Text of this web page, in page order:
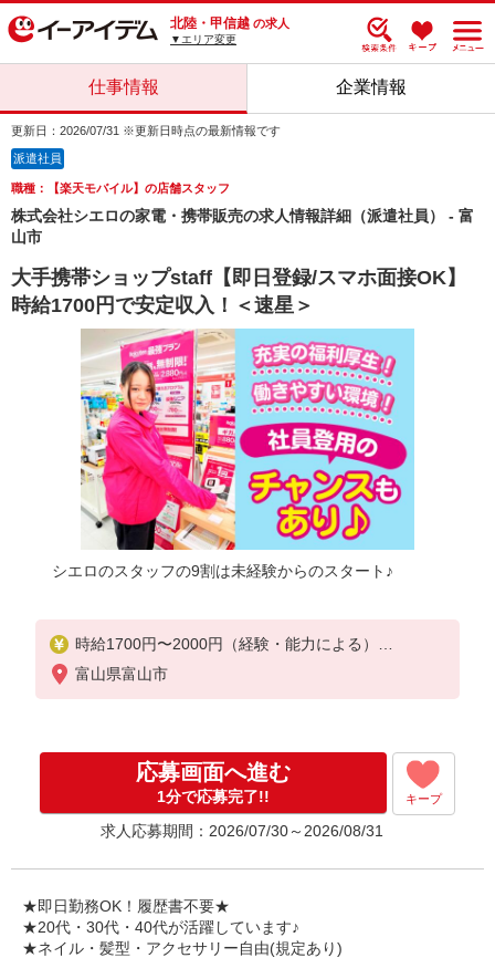
北陸・甲信越 の求人
▼エリア変更
仕事情報 企業情報
更新日：2026/07/31 ※更新日時点の最新情報です
派遣社員
職種：【楽天モバイル】の店舗スタッフ
株式会社シエロの家電・携帯販売の求人情報詳細（派遣社員） - 富
山市
大手携帯ショップstaff【即日登録/スマホ面接OK】
時給1700円で安定収入！＜速星＞
シエロのスタッフの9割は未経験からのスタート♪
時給1700円〜2000円（経験・能力による）
※残業代支給
★交通費別途支給（規定あり）
入社祝い金10万円支給(規定有)
お友達を紹介頂くと,
インセンティブ支給(規定有)
゜・。○。・゜+゜・。○。・゜+゜
富山県富山市
応募画面へ進む
1分で応募完了!! キープ
求人応募期間：2026/07/30～2026/08/31
★即日勤務OK！履歴書不要★
★20代・30代・40代が活躍しています♪
★ネイル・髪型・アクセサリー自由(規定あり)